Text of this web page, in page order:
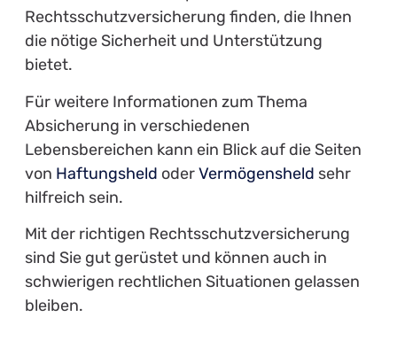
Was du als Auszubildender bei Abmahnungen tun kannst
WEITERE ARTIKEL
Vielleicht Interessiert
Dich Auch...